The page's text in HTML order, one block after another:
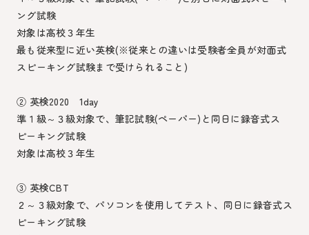
ング試験
対象は高校３年生
最も従来型に近い英検(※従来との違いは受験者全員が対面式
スピーキング試験まで受けられること)
② 英検2020 1day
準１級～３級対象で、筆記試験(ペーパー)と同日に録音式ス
ピーキング試験
対象は高校３年生
③ 英検CBT
２～３級対象で、パソコンを使用してテスト、同日に録音式ス
ピーキング試験